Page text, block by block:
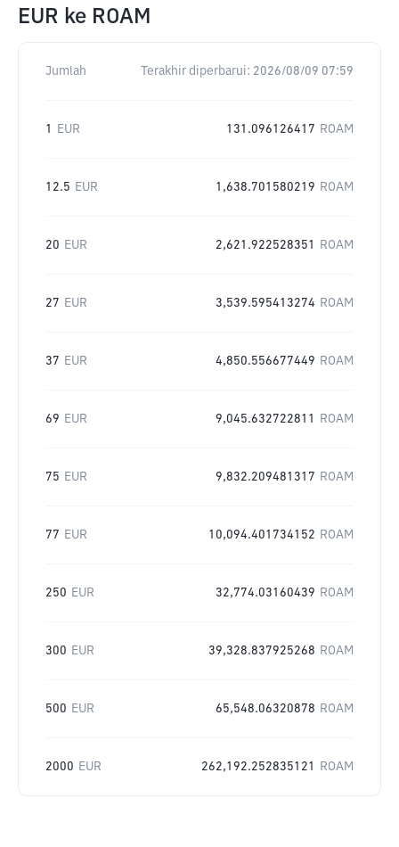
EUR ke ROAM
Jumlah Terakhir diperbarui: 2026/08/09 07:59
1 EUR 131.096126417 ROAM
12.5 EUR 1,638.701580219 ROAM
20 EUR 2,621.922528351 ROAM
27 EUR 3,539.595413274 ROAM
37 EUR 4,850.556677449 ROAM
69 EUR 9,045.632722811 ROAM
75 EUR 9,832.209481317 ROAM
77 EUR 10,094.401734152 ROAM
250 EUR 32,774.03160439 ROAM
300 EUR 39,328.837925268 ROAM
500 EUR 65,548.06320878 ROAM
2000 EUR 262,192.252835121 ROAM